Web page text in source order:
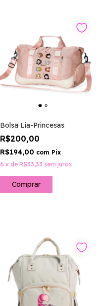
Bolsa Lia-Princesas
R$200,00
R$194,00 com Pix
6 x de R$33,33 sem juros